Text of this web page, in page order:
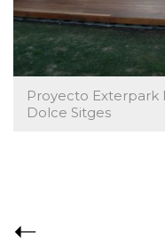
Proyecto
Dolce Sitges